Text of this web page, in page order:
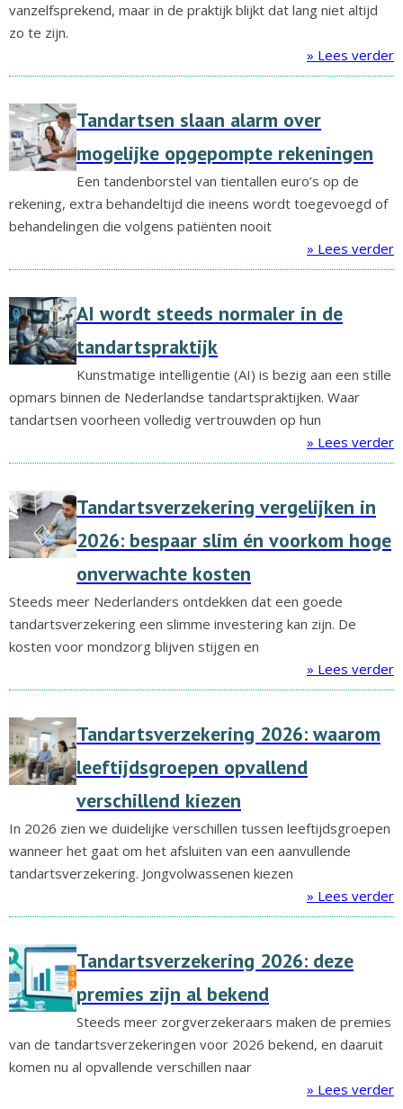
vanzelfsprekend, maar in de praktijk blijkt dat lang niet altijd
zo te zijn.
» Lees verder
Tandartsen slaan alarm over
mogelijke opgepompte rekeningen
Een tandenborstel van tientallen euro’s op de
rekening, extra behandeltijd die ineens wordt toegevoegd of
behandelingen die volgens patiënten nooit
» Lees verder
AI wordt steeds normaler in de
tandartspraktijk
Kunstmatige intelligentie (AI) is bezig aan een stille
opmars binnen de Nederlandse tandartspraktijken. Waar
tandartsen voorheen volledig vertrouwden op hun
» Lees verder
Tandartsverzekering vergelijken in
2026: bespaar slim én voorkom hoge
onverwachte kosten
Steeds meer Nederlanders ontdekken dat een goede
tandartsverzekering een slimme investering kan zijn. De
kosten voor mondzorg blijven stijgen en
» Lees verder
Tandartsverzekering 2026: waarom
leeftijdsgroepen opvallend
verschillend kiezen
In 2026 zien we duidelijke verschillen tussen leeftijdsgroepen
wanneer het gaat om het afsluiten van een aanvullende
tandartsverzekering. Jongvolwassenen kiezen
» Lees verder
Tandartsverzekering 2026: deze
premies zijn al bekend
Steeds meer zorgverzekeraars maken de premies
van de tandartsverzekeringen voor 2026 bekend, en daaruit
komen nu al opvallende verschillen naar
» Lees verder